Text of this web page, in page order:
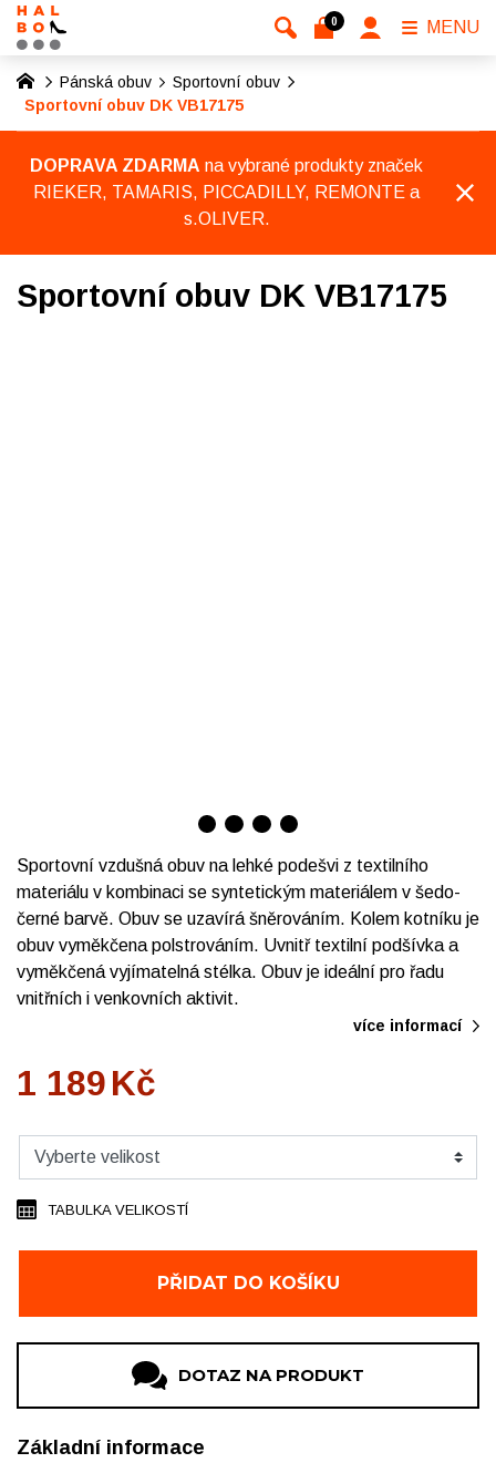
Pánská obuv
Sportovní obuv
Sportovní obuv DK VB17175
DOPRAVA ZDARMA na vybrané produkty značek
RIEKER, TAMARIS, PICCADILLY, REMONTE a
s.OLIVER.
Sportovní obuv DK VB17175
Sportovní vzdušná obuv na lehké podešvi z textilního
materiálu v kombinaci se syntetickým materiálem v šedo-
černé barvě. Obuv se uzavírá šněrováním. Kolem kotníku je
obuv vyměkčena polstrováním. Uvnitř textilní podšívka a
vyměkčená vyjímatelná stélka. Obuv je ideální pro řadu
vnitřních i venkovních aktivit.
více informací
1 189Kč
PŘIDAT DO KOŠÍKU
TABULKA VELIKOSTÍ
DOTAZ NA PRODUKT
Základní informace
0 MENU